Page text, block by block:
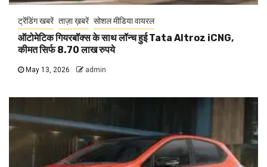
ट्रेंडिंग खबरें ताज़ा ख़बरें सोशल मीडिया वायरल
ऑटोमेटिक गियरबॉक्स के साथ लॉन्च हुई Tata Altroz iCNG,
कीमत सिर्फ 8.70 लाख रुपये
May 13, 2026 admin